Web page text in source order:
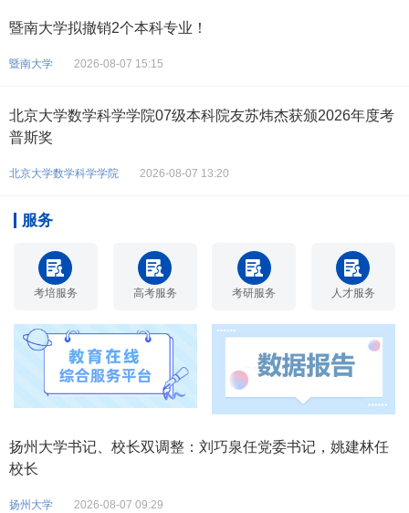
暨南大学拟撤销2个本科专业！
暨南大学 2026-08-07 15:15
北京大学数学科学学院07级本科院友苏炜杰获颁2026年度考
普斯奖
北京大学数学科学学院 2026-08-07 13:20
服务
考培服务 高考服务 考研服务 人才服务
扬州大学书记、校长双调整：刘巧泉任党委书记，姚建林任
校长
扬州大学 2026-08-07 09:29